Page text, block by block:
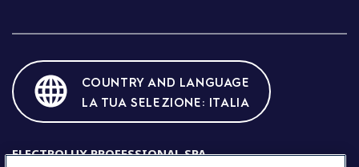
COUNTRY AND LANGUAGE
LA TUA SELEZIONE: ITALIA
ELECTROLUX PROFESSIONAL SPA